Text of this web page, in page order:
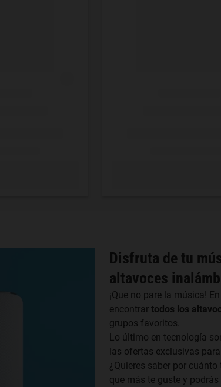
Disfruta de tu
altavoces
¡Que no pare la música!
encontrar todos los
grupos favoritos.
Lo último en tecnología
las ofertas exclusivas
¿Quieres saber por cuánto
que más te guste y